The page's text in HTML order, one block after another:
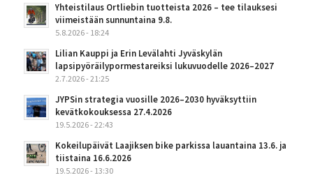
Yhteistilaus Ortliebin tuotteista 2026 – tee tilauksesi
viimeistään sunnuntaina 9.8.
5.8.2026 - 18:24
Lilian Kauppi ja Erin Levälahti Jyväskylän
lapsipyöräilypormestareiksi lukuvuodelle 2026–2027
2.7.2026 - 21:25
JYPSin strategia vuosille 2026–2030 hyväksyttiin
kevätkokouksessa 27.4.2026
19.5.2026 - 22:43
Kokeilupäivät Laajiksen bike parkissa lauantaina 13.6. ja
tiistaina 16.6.2026
19.5.2026 - 13:30